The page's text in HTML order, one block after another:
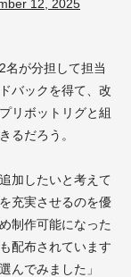
12, 2025
名が分担して担当
バックを得て、改
リボットリグと組
るだろう。
加したいと考えて
充実させるのを優
制作可能になった
配布されています
んでみました」